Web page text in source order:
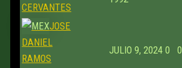
CERVANTES
JOSE
DANIEL
RAMOS
JULIO 9, 2024 0 0